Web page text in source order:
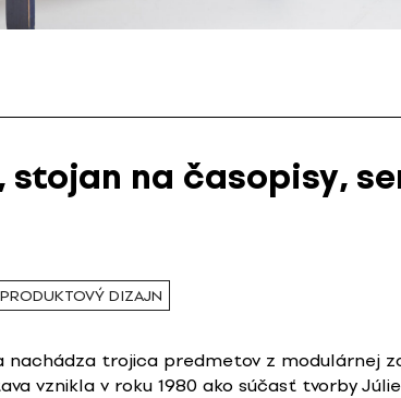
stojan na časopisy,
PRODUKTOVÝ DIZAJN
nachádza trojica predmetov z modulárnej
vznikla v roku 1980 ako súčasť tvorby